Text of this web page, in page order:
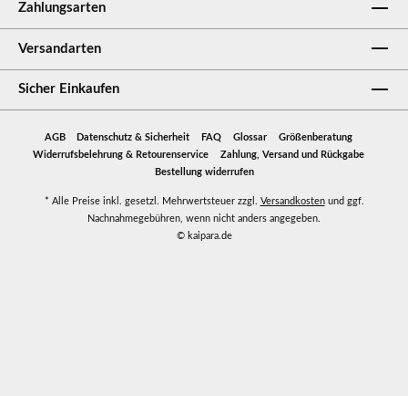
Zahlungsarten
Versandarten
Sicher Einkaufen
AGB Datenschutz & Sicherheit FAQ Glossar
Größenberatung
Widerrufsbelehrung & Retourenservice
Zahlung, Versand und Rückgabe
Bestellung widerrufen
* Alle Preise inkl. gesetzl. Mehrwertsteuer zzgl. Versandkostenund ggf.
Nachnahmegebühren, wenn nicht anders angegeben.
© kaipara.de